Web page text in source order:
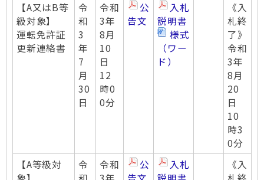
【A又はB等
級対象】
運転免許証
更新連絡書
令
和
3
年
7
月
30
日
令和
3年
8月
10
日
12
時0
0分
公
告文
入札
説明書
様式
（ワー
ド）
《入
札終
了》
令和
3年
8月
20
日
10
時3
0分
【A等級対
令
令和
公
入札
《入